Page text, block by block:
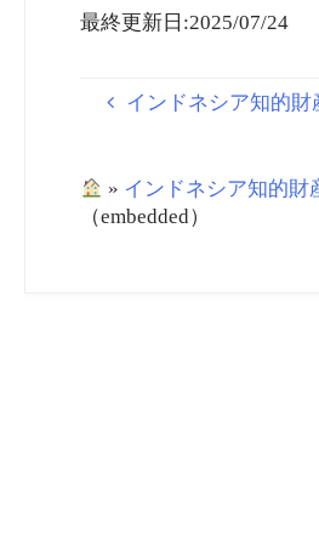
Trademark Law To
Support Foreign
最終更新日:2025/07/24
インドネシア知的財
» インドネシア知的財
（embedded）